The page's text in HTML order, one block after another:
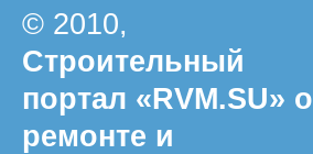
© 2010,
Строительный
портал «RVM.SU» о
ремонте и